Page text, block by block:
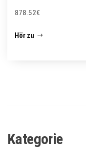
878.52€
Hör zu
Kategorie